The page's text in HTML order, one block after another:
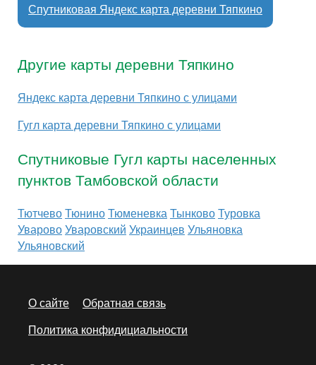
Спутниковая Яндекс карта деревни Тяпкино
Другие карты деревни Тяпкино
Яндекс карта деревни Тяпкино с улицами
Гугл карта деревни Тяпкино с улицами
Спутниковые Гугл карты населенных
пунктов Тамбовской области
ТютчевоТюниноТюменевка ТынковоТуровка
УваровоУваровский Украинцев Ульяновка
Ульяновский
О сайте
Обратная связь
Политика конфидициальности